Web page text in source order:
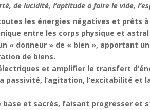
de lucidité, l’aptitude à faire le vide,
les énergies négatives et prêts
entre les corps physique et
« donneur » de « bien », apportant
de biens.
et amplifier le transfert
l’agitation, l’excitabilité et
et sacrés, faisant progresser et